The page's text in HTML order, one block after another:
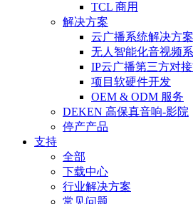
TCL 商用
解决方案
云广播系统解决方案
无人智能化音视频
IP云广播第三方对
项目软硬件开发
OEM & ODM 服务
DEKEN 高保真音响-影院
停产产品
支持
全部
下载中心
行业解决方案
常见问题